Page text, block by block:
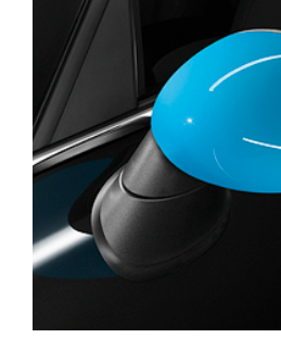
f
o